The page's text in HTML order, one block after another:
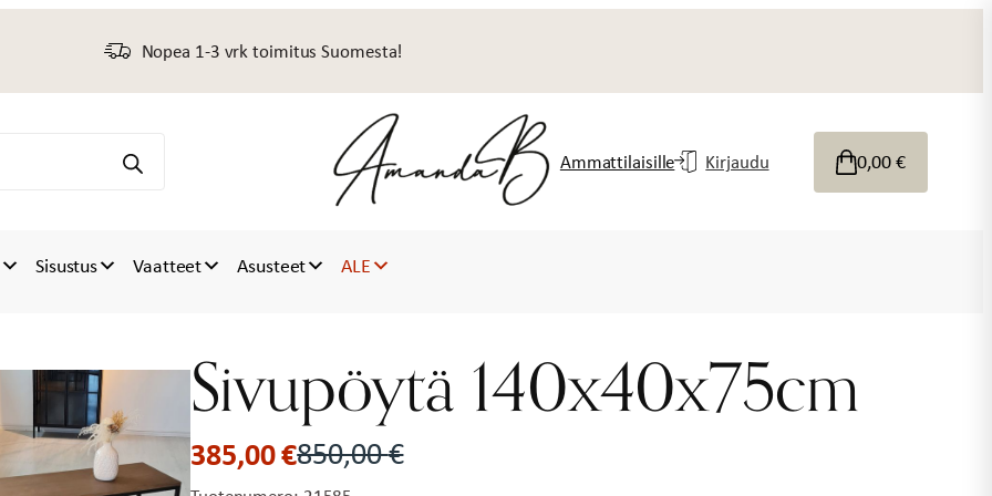
Nopea 1-3 vrk toimitus Suomesta!
Ammattilaisille Kirjaudu 0,00€
Sisustus Vaatteet Asusteet ALE
Sivupöytä 140x40x75cm
850,00€
Alkuperäinen
385,00€
Nykyinen